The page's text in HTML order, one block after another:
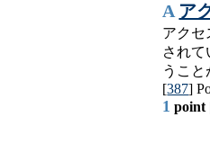
A ア
アクセ
され
うこと
[387]
1 point